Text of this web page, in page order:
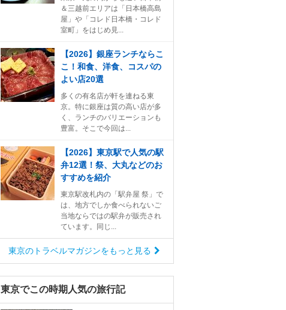
＆三越前エリアは「日本橋高島
屋」や「コレド日本橋・コレド
室町」をはじめ見...
【2026】銀座ランチならこ
こ！和食、洋食、コスパの
よい店20選
多くの有名店が軒を連ねる東
京。特に銀座は質の高い店が多
く、ランチのバリエーションも
豊富。そこで今回は...
【2026】東京駅で人気の駅
弁12選！祭、大丸などのお
すすめを紹介
東京駅改札内の「駅弁屋 祭」で
は、地方でしか食べられないご
当地ならではの駅弁が販売され
ています。同じ...
東京のトラベルマガジンをもっと見る
東京でこの時期人気の旅行記